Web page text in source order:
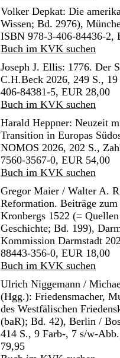
Volker Depkat: Die
Wissen; Bd. 2976),
ISBN 978-3-406-84436-2,
Buch im KVK suchen
Joseph J. Ellis: 1776. Der
C.H.Beck 2026, 249 S.,
406-84381-5, EUR 28,00
Buch im KVK suchen
Harald Heppner: Neuzeit
Transition in Europas
NOMOS 2026, 202 S.,
7560-3567-0, EUR 54,00
Buch im KVK suchen
Gregor Maier / Walter A.
Reformation. Beiträge
Kronbergs 1522 (=
Geschichte; Bd. 199),
Kommission Darmstadt
88443-356-0, EUR 18,00
Buch im KVK suchen
Ulrich Niggemann /
(Hgg.): Friedensmacher,
des Westfälischen
(baR); Bd. 42), Berlin /
414 S., 9 Farb-, 7 s/w-
79,95